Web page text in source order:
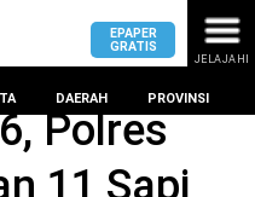
EPAPER
GRATIS
JELAJAHI
DAERAH PROVINSI
Polres
11 Sapi